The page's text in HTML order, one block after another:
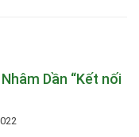
Dần “Kết nối